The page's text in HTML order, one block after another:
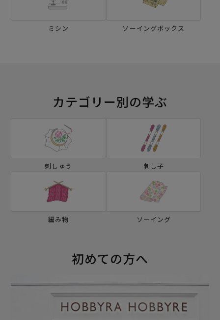
ミシン ソーイングボックス
カテゴリー別の学ぶ
刺しゅう 刺し子
編み物 ソーイング
初めての方へ